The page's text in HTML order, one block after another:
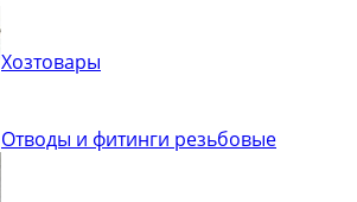
Хозтовары
Отводы и фитинги резьбовые